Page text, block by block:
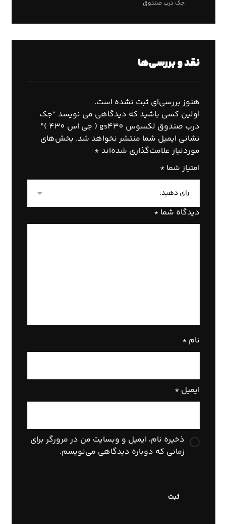
جک درب صندوق
نقد و بررسی‌ها
هنوز بررسی‌ای ثبت نشده است.
اولین کسی باشید که دیدگاهی می نویسد “جک
درب صندوق لکسوس gs430 ( جی اس 430 )”
نشانی ایمیل شما منتشر نخواهد شد. بخش‌های
موردنیاز علامت‌گذاری شده‌اند *
امتیاز شما *
دیدگاه شما *
نام *
ایمیل *
ذخیره نام، ایمیل و وبسایت من در مرورگر برای
زمانی که دوباره دیدگاهی می‌نویسم.